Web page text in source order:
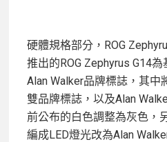
硬體規格部分，ROG
推出的ROG Zephyrus G14
Alan Walker品牌標誌，其中
雙品牌標誌，以及Alan
前公布的白色調整為灰色，
編成LED燈光改為Alan